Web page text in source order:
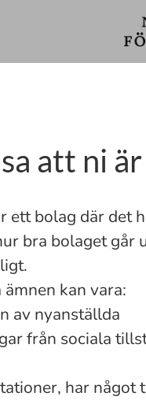
att ni
ett bolag där det
bra bolaget går
ämnen kan vara:
av nyanställda
från sociala
har något